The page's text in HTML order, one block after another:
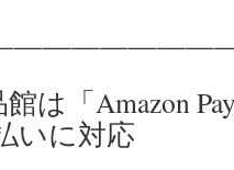
は「Amazon
いに対応